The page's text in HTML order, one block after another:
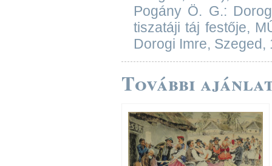
Pogány Ö. G.:
tiszatáji táj festője,
Dorogi Imre, Szeged,
További